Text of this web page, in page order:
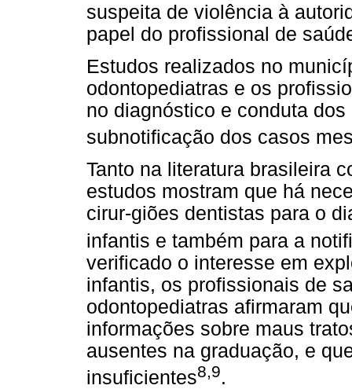
suspeita de violência à
papel do profissional de
Estudos realizados no
odontopediatras e os
no diagnóstico e conduta
subnotificação dos casos
Tanto na literatura brasileira
estudos mostram que há
cirur-giões dentistas para o
infantis e também para a
verificado o interesse em
infantis, os profissionais de
odontopediatras afirmaram
informações sobre maus
ausentes na graduação, e
insuficientes8,9.